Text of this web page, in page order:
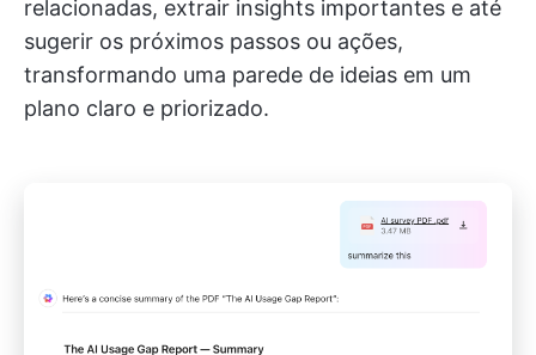
relacionadas, extrair insights importantes e até
sugerir os próximos passos ou ações,
transformando uma parede de ideias em um
plano claro e priorizado.